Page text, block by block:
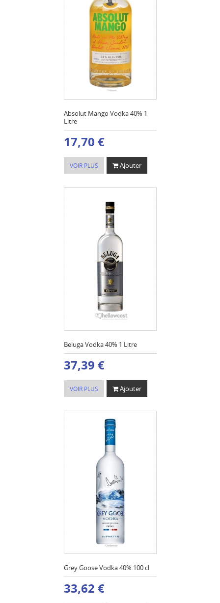
Absolut Mango Vodka 40% 1
Litre
17,70 €
VOIR PLUS Ajouter
Beluga Vodka 40% 1 Litre
37,39 €
VOIR PLUS Ajouter
Grey Goose Vodka 40% 100 cl
33,62 €